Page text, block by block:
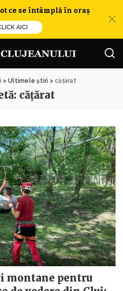
ce se întâmplă în oraș
AICI
>Ultimele știri >cățărat
cățărat
montane pentru